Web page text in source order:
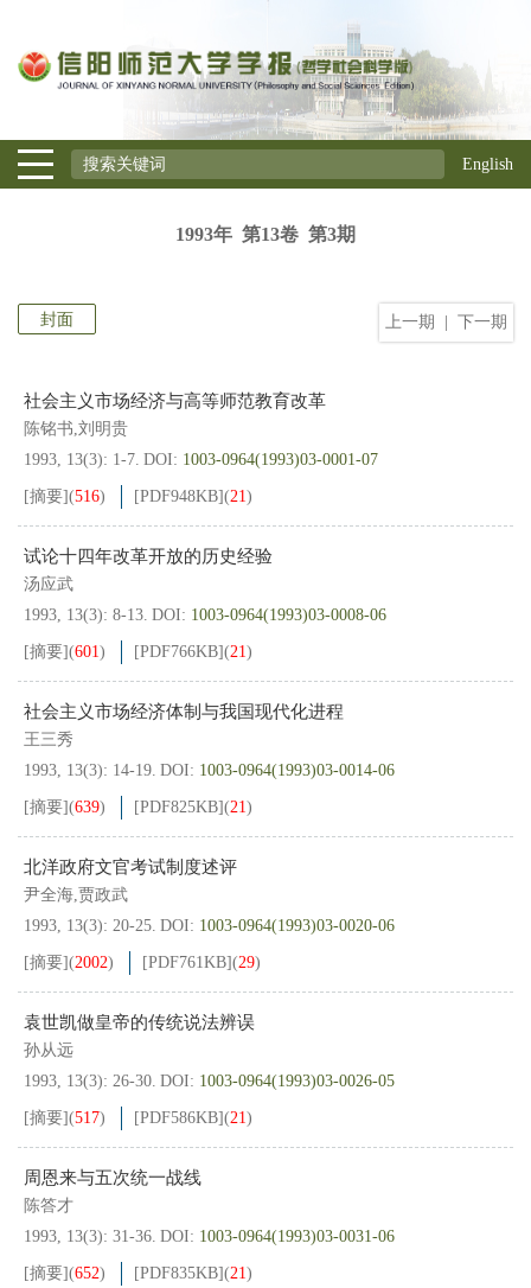
English
1993年 第13卷 第3期
上一期 下一期
封面
社会主义市场经济与高等师范教育改革
陈铭书,刘明贵
1993, 13(3): 1-7. DOI: 1003-0964(1993)03-0001-07
[摘要](516) [PDF948KB](21)
试论十四年改革开放的历史经验
汤应武
1993, 13(3): 8-13. DOI: 1003-0964(1993)03-0008-06
[摘要](601) [PDF766KB](21)
社会主义市场经济体制与我国现代化进程
王三秀
1993, 13(3): 14-19. DOI: 1003-0964(1993)03-0014-06
[摘要](639) [PDF825KB](21)
北洋政府文官考试制度述评
尹全海,贾政武
1993, 13(3): 20-25. DOI: 1003-0964(1993)03-0020-06
[摘要](2002) [PDF761KB](29)
袁世凯做皇帝的传统说法辨误
孙从远
1993, 13(3): 26-30. DOI: 1003-0964(1993)03-0026-05
[摘要](517) [PDF586KB](21)
周恩来与五次统一战线
陈答才
1993, 13(3): 31-36. DOI: 1003-0964(1993)03-0031-06
[摘要](652) [PDF835KB](21)